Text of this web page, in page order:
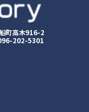
町高木916-2
202-5301